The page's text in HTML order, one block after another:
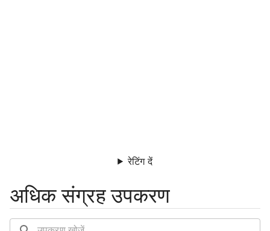
रेटिंग दें
अधिक संग्रह उपकरण